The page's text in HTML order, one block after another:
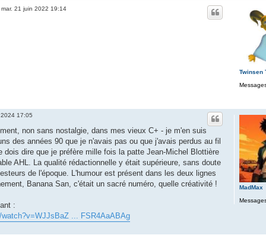
Twinsen
mar. 21 juin 2022 19:14
MadMax
17:05
non sans nostalgie, dans mes vieux C+ - je m'en suis
des années 90 que je n'avais pas ou que j'avais perdus au fil
dois dire que je préfère mille fois la patte Jean-Michel Blottière
AHL. La qualité rédactionnelle y était supérieure, sans doute
de l'époque. L'humour est présent dans les deux lignes
Banana San, c'était un sacré numéro, quelle créativité !
:
... FSR4AaABAg